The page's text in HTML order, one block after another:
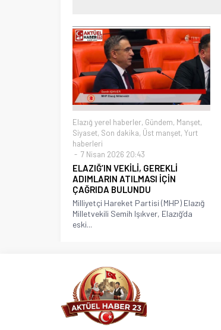
Elazığ yerel haberler, Gündem, Manşet,
Siyaset, Son dakika, Üst manşet, Yurt
haberleri
7 Nisan 2026 20:43
ELAZIĞ’IN VEKİLİ, GEREKLİ
ADIMLARIN ATILMASI İÇİN
ÇAĞRIDA BULUNDU
Milliyetçi Hareket Partisi (MHP) Elazığ
Milletvekili Semih Işıkver, Elazığ’da
eski...